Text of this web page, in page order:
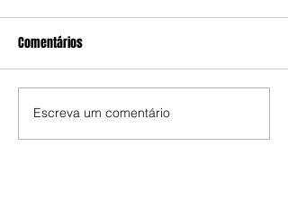
Comentários
Escreva um comentário